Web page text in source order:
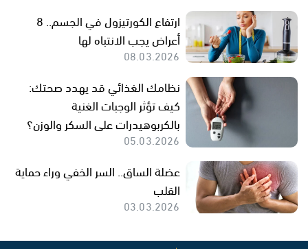
ارتفاع الكورتيزول في الجسم.. 8
أعراض يجب الانتباه لها
08.03.2026
نظامك الغذائي قد يهدد صحتك:
كيف تؤثر الوجبات الغنية
بالكربوهيدرات على السكر والوزن؟
05.03.2026
عضلة الساق.. السر الخفي وراء حماية
القلب
03.03.2026